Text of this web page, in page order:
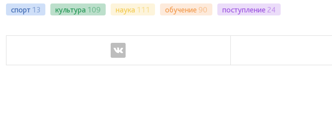
спорт 13 культура 109 наука 111 обучение 90 поступление 24